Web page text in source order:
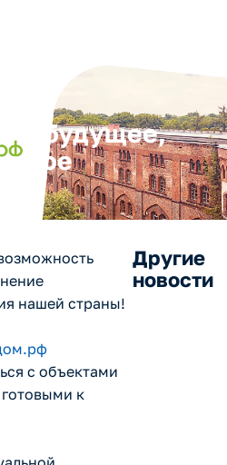
в будущее,
нашей страны!
с объектами
готовыми к
Другие
новости